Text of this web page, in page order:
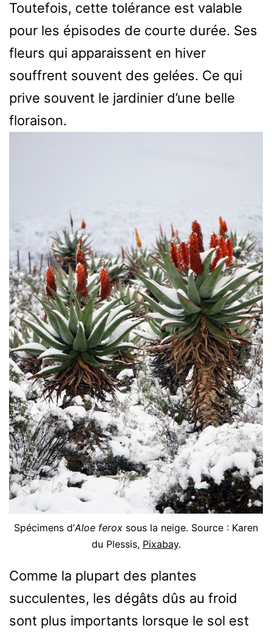
Toutefois, cette tolérance est valable
pour les épisodes de courte durée. Ses
fleurs qui apparaissent en hiver
souffrent souvent des gelées. Ce qui
prive souvent le jardinier d’une belle
floraison.
Spécimens d’Aloe ferox sous la neige. Source : Karen
du Plessis, Pixabay.
Comme la plupart des plantes
succulentes, les dégâts dûs au froid
sont plus importants lorsque le sol est